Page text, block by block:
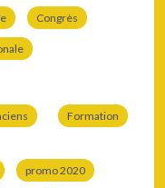
Congrès
Formation
promo 2020